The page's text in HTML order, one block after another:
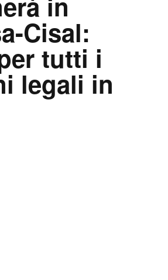
Cisal:
tutti i
legali in